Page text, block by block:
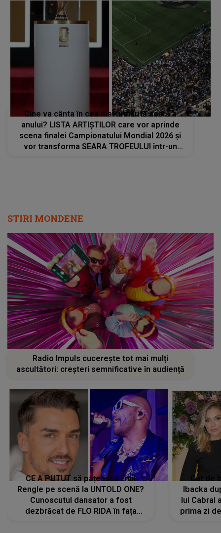
Cine va cânta în cea mai urmărită seară a
anului? LISTA ARTIȘTILOR care vor aprinde
scena finalei Campionatului Mondial 2026 și
vor transforma SEARA TROFEULUI într-un
STIRI MONDENE
Radio Impuls cucerește tot mai mulți
ascultători: creșteri semnificative în audiență
CE A PUTUT să pățească Emil
Rengle pe scenă la UNTOLD ONE?
Cunoscutul dansator a fost
dezbrăcat de FLO RIDA în fața
Cât de
Ibacka
lui Cabral
prima zi